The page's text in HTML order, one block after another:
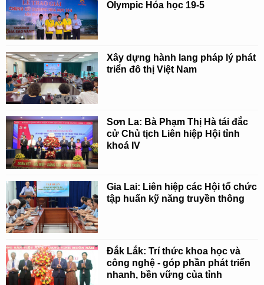
Olympic Hóa học 19-5
Xây dựng hành lang pháp lý phát
triển đô thị Việt Nam
Sơn La: Bà Phạm Thị Hà tái đắc
cử Chủ tịch Liên hiệp Hội tỉnh
khoá IV
Gia Lai: Liên hiệp các Hội tổ chức
tập huấn kỹ năng truyền thông
Đắk Lắk: Trí thức khoa học và
công nghệ - góp phần phát triển
nhanh, bền vững của tỉnh